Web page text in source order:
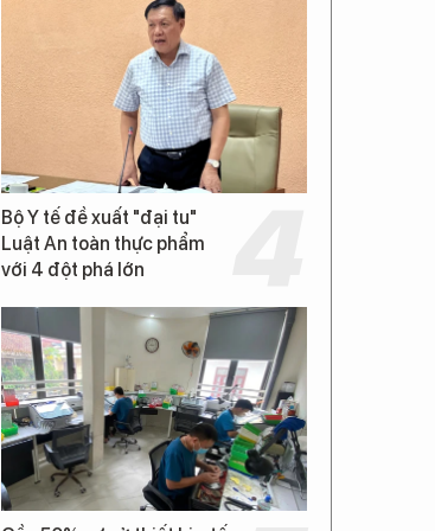
Bộ Y tế đề xuất "đại tu"
Luật An toàn thực phẩm
với 4 đột phá lớn